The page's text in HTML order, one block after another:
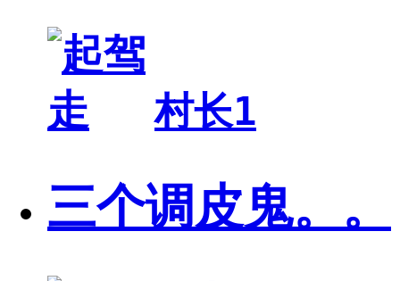
村长1
三个调皮鬼。。